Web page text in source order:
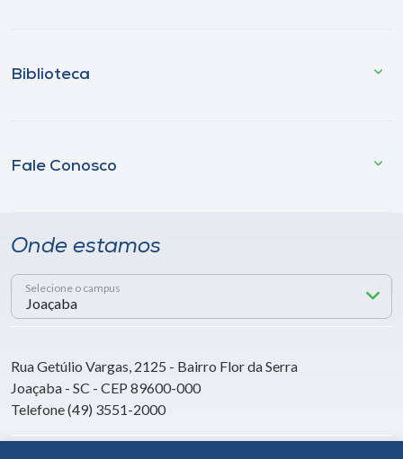
Biblioteca
Fale Conosco
Onde estamos
Selecione o campus
Rua Getúlio Vargas, 2125 - Bairro Flor da Serra
Joaçaba - SC - CEP 89600-000
Telefone (49) 3551-2000